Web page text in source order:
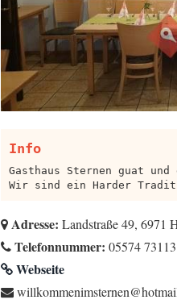
Info
Gasthaus Sternen guat und
Wir sind ein Harder
Adresse: Landstraße 49, 6971
Telefonnummer: 05574 73113
Webseite